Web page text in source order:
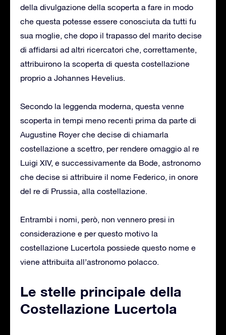
della divulgazione della scoperta a fare in modo
che questa potesse essere conosciuta da tutti fu
sua moglie, che dopo il trapasso del marito decise
di affidarsi ad altri ricercatori che, correttamente,
attribuirono la scoperta di questa costellazione
proprio a Johannes Hevelius.
Secondo la leggenda moderna, questa venne
scoperta in tempi meno recenti prima da parte di
Augustine Royer che decise di chiamarla
costellazione a scettro, per rendere omaggio al re
Luigi XIV, e successivamente da Bode, astronomo
che decise si attribuire il nome Federico, in onore
del re di Prussia, alla costellazione.
Entrambi i nomi, però, non vennero presi in
considerazione e per questo motivo la
costellazione Lucertola possiede questo nome e
viene attribuita all’astronomo polacco.
Le stelle principale della
Costellazione Lucertola